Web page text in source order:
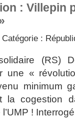
: Villepin
:
(RS)
une «
minimum
la cogestion
!